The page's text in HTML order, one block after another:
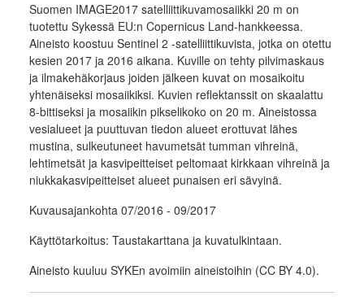
Suomen IMAGE2017 satelliittikuvamosaiikki 20 m on
tuotettu Sykessä EU:n Copernicus Land-hankkeessa.
Aineisto koostuu Sentinel 2 -satelliittikuvista, jotka on otettu
kesien 2017 ja 2016 aikana. Kuville on tehty pilvimaskaus
ja ilmakehäkorjaus joiden jälkeen kuvat on mosaikoitu
yhtenäiseksi mosaiikiksi. Kuvien reflektanssit on skaalattu
8-bittiseksi ja mosaiikin pikselikoko on 20 m. Aineistossa
vesialueet ja puuttuvan tiedon alueet erottuvat lähes
mustina, sulkeutuneet havumetsät tumman vihreinä,
lehtimetsät ja kasvipeitteiset peltomaat kirkkaan vihreinä ja
niukkakasvipeitteiset alueet punaisen eri sävyinä.
Kuvausajankohta 07/2016 - 09/2017
Käyttötarkoitus: Taustakarttana ja kuvatulkintaan.
Aineisto kuuluu SYKEn avoimiin aineistoihin (CC BY 4.0).